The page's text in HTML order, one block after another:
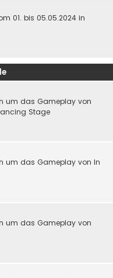
01. bis 05.05.2024 in
um das Gameplay von
Stage
um das Gameplay von In
um das Gameplay von